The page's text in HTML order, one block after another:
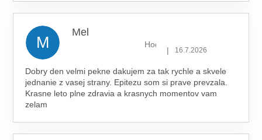
M
Mel
Hodnocení obchodu je 5 z 5
| 16.7.2026
Dobry den velmi pekne dakujem za tak rychle a skvele
jednanie z vasej strany. Epitezu som si prave prevzala.
Krasne leto plne zdravia a krasnych momentov vam
zelam